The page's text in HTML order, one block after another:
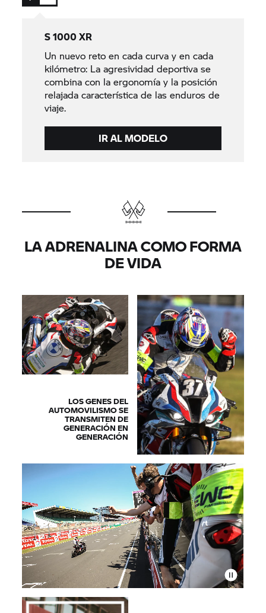
S 1000 XR
Un nuevo reto en cada curva y en cada
kilómetro: La agresividad deportiva se
combina con la ergonomía y la posición
relajada característica de las enduros de
viaje.
IR AL MODELO
LA ADRENALINA COMO FORMA
DE VIDA
LOS GENES DEL
AUTOMOVILISMO SE
TRANSMITEN DE
GENERACIÓN EN
GENERACIÓN